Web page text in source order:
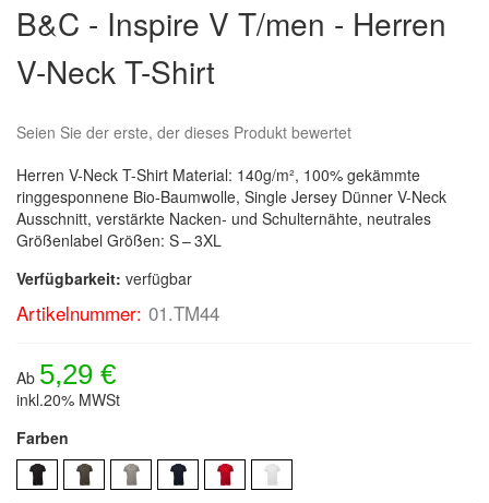
der
Bildergalerie
springen
B&C - Inspire V T/men - Herren
V-Neck T-Shirt
Seien Sie der erste, der dieses Produkt bewertet
Herren V-Neck T-Shirt Material: 140g/m², 100% gekämmte
ringgesponnene Bio-Baumwolle, Single Jersey Dünner V-Neck
Ausschnitt, verstärkte Nacken- und Schulternähte, neutrales
Größenlabel Größen: S – 3XL
Verfügbarkeit: verfügbar
Artikelnummer: 01.TM44
Ab 5,29 €
inkl.20% MWSt
Farben